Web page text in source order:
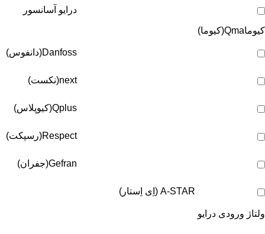
درایو آسانسور
کیوماQma(کیوما)
Danfoss(دانفوس)
next(نکست)
Qplus(کیوپلاس)
Respect(رسپکت)
Gefran(جفران)
A-STAR (اِی اِستار)
ولتاژ ورودی درایو